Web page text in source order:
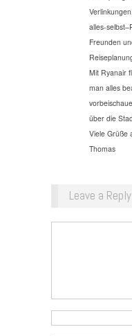
alles-
Freunden
Mit Ryanair
man alles
über die
Viele Grüße
Thomas
Leave a Reply